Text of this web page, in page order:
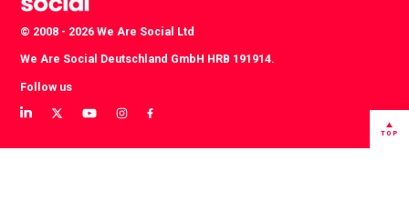
© 2008 - 2026 We Are Social Ltd
We Are Social Deutschland GmbH HRB 191914.
Follow us
View
LinkedIn
View
Twitter
View
YouTube
View
instagram
View
Facebook
TOP